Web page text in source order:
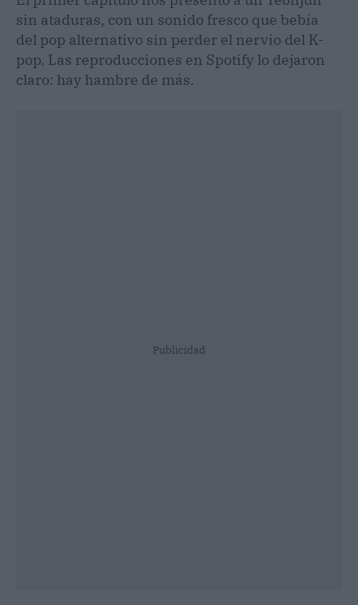
sin ataduras, con un sonido fresco que bebía
del pop alternativo sin perder el nervio del K-
pop. Las reproducciones en Spotify lo dejaron
claro: hay hambre de más.
Publicidad